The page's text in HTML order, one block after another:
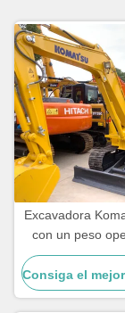
Excavadora
con un peso
5300 kg,
cucharón de
y
Consiga el